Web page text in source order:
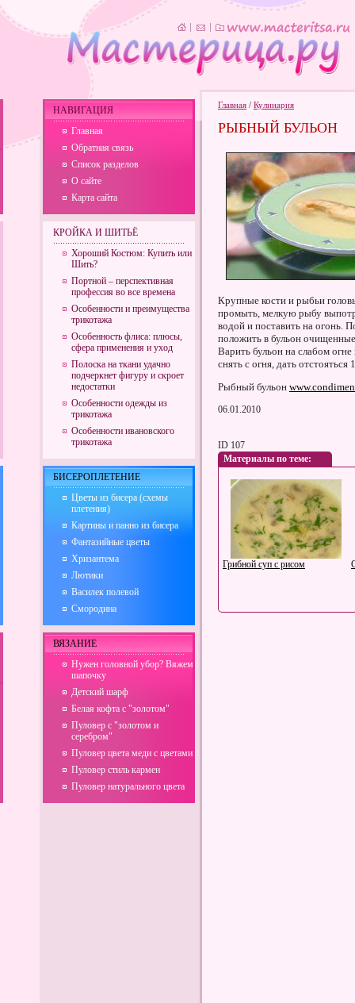
Главная / Кулинария
РЫБНЫЙ БУЛЬОН
Крупные кости и рыбьи
промыть, мелкую рыбу
водой и поставить на огонь.
положить в бульон
Варить бульон на слабом
снять с огня, дать
Рыбный бульон
06.01.2010
ID 107
Материалы по теме:
Грибной суп с рисом
НАВИГАЦИЯ
Главная
Обратная связь
Список разделов
О сайте
Карта сайта
КРОЙКА И ШИТЬЁ
Хороший Костюм: Купить или
Шить?
Портной – перспективная
профессия во все времена
Особенности и преимущества
трикотажа
Особенность флиса: плюсы,
сфера применения и уход
Полоска на ткани удачно
подчеркнет фигуру и скроет
недостатки
Особенности одежды из
трикотажа
Особенности ивановского
трикотажа
БИСЕРОПЛЕТЕНИЕ
Цветы из бисера (схемы
плетения)
Картины и панно из бисера
Фантазийные цветы
Хризантема
Лютики
Василек полевой
Смородина
ВЯЗАНИЕ
Нужен головной убор? Вяжем
шапочку
Детский шарф
Белая кофта с "золотом"
Пуловер с "золотом и
серебром"
Пуловер цвета меди с цветами
Пуловер стиль кармен
Пуловер натурального цвета